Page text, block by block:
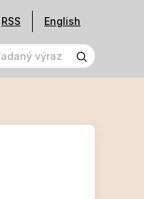
RSS English